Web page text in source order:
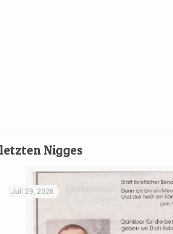
letzten Nigges
Juli 29, 2026